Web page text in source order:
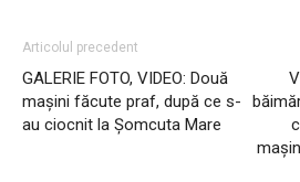
Articolul precedent
GALERIE FOTO, VIDEO: Două
maşini făcute praf, după ce s-
au ciocnit la Şomcuta Mare